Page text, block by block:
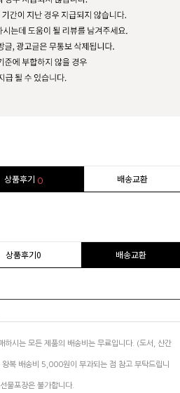
상품후기 0 배송교환
상품후기0 배송교환
하시는 모든 제품의 배송비는 무료입니다. (도서, 산간
복 배송비 5,000원이 부과되는 점 참고 부탁드립니
물포장은 불가합니다.